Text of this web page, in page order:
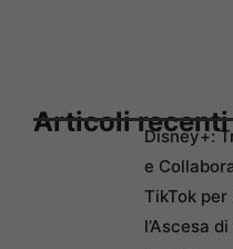
Articoli recenti
Disney+:
e
TikTok
l’Ascesa